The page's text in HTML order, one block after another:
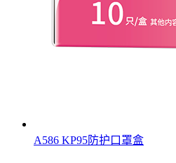
A586 KP95防护口罩盒